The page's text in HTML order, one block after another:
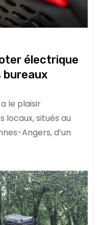
électrique
bureaux
le plaisir
locaux, situés au
Angers, d’un